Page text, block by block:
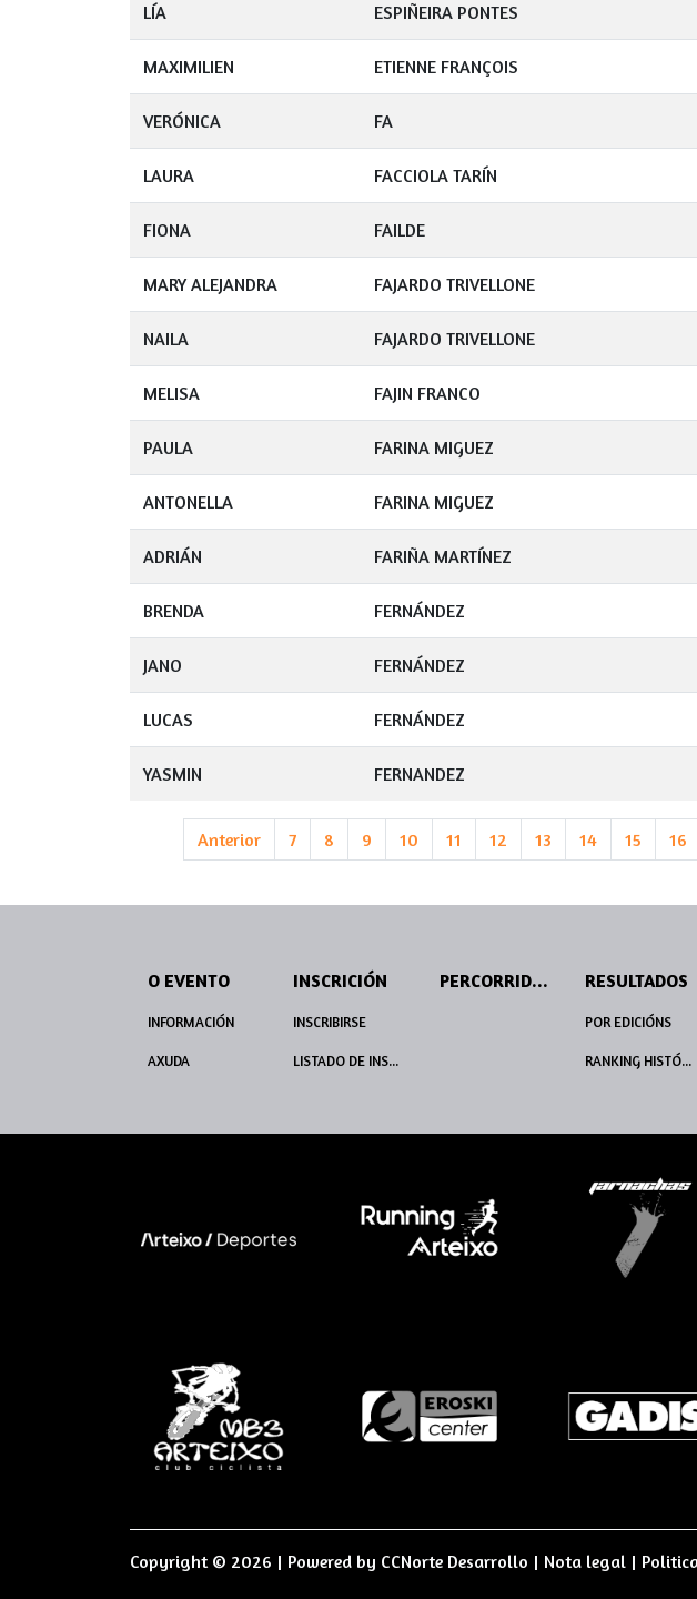
LÍA ESPIÑEIRA PONTES
MAXIMILIEN ETIENNE FRANÇOIS
VERÓNICA FA
LAURA FACCIOLA TARÍN
FIONA FAILDE
MARY ALEJANDRA FAJARDO TRIVELLONE
NAILA FAJARDO TRIVELLONE
MELISA FAJIN FRANCO
PAULA FARINA MIGUEZ
ANTONELLA FARINA MIGUEZ
ADRIÁN FARIÑA MARTÍNEZ
BRENDA FERNÁNDEZ
JANO FERNÁNDEZ
LUCAS FERNÁNDEZ
YASMIN FERNANDEZ
Anterior 7 8 9 10 11 12 13 14 15 16
O EVENTO
INFORMACIÓN
AXUDA
INSCRICIÓN
INSCRIBIRSE
LISTADO DE INSCRITOS
PERCORRIDOS RESULTADOS
POR EDICIÓNS
RANKING HISTÓRICO
Copyright © 2026 | Powered by CCNorte Desarrollo | Nota legal |